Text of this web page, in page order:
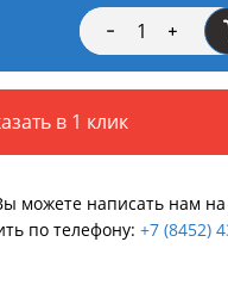
в 1 клик
можете написать нам
по телефону: +7 (8452)